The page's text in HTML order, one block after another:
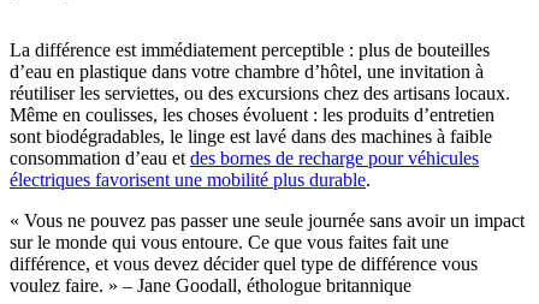
La différence est immédiatement perceptible : plus de bouteilles
d’eau en plastique dans votre chambre d’hôtel, une invitation à
réutiliser les serviettes, ou des excursions chez des artisans locaux.
Même en coulisses, les choses évoluent : les produits d’entretien
sont biodégradables, le linge est lavé dans des machines à faible
consommation d’eau et des bornes de recharge pour véhicules
électriques favorisent une mobilité plus durable.
« Vous ne pouvez pas passer une seule journée sans avoir un impact
sur le monde qui vous entoure. Ce que vous faites fait une
différence, et vous devez décider quel type de différence vous
voulez faire. » – Jane Goodall, éthologue britannique